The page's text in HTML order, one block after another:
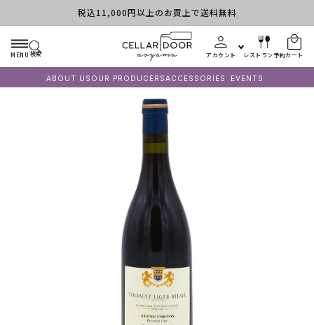
コンテンツに進む税込11,000円以上のお買上で送料無料
MENU 検索 アカウント レストラン予約カート
ABOUT US OUR PRODUCERSACCESSORIES EVENTS